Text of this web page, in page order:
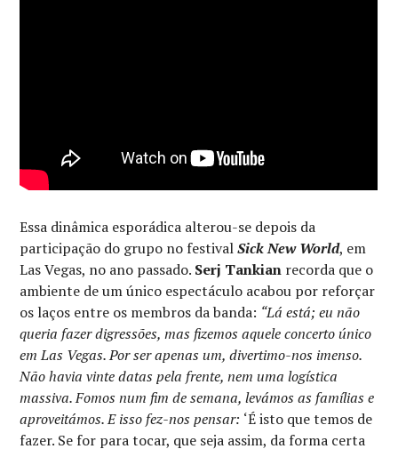
Essa dinâmica esporádica alterou-se depois da
participação do grupo no festivalSick New World, em
Las Vegas, no ano passado. Serj Tankian recorda que o
ambiente de um único espectáculo acabou por reforçar
os laços entre os membros da banda: “Lá está; eu não
queria fazer digressões, mas fizemos aquele concerto único
em Las Vegas. Por ser apenas um, divertimo-nos imenso.
Não havia vinte datas pela frente, nem uma logística
massiva. Fomos num fim de semana, levámos as famílias e
aproveitámos. E isso fez-nos pensar: ‘É isto que temos de
fazer. Se for para tocar, que seja assim, da forma certa